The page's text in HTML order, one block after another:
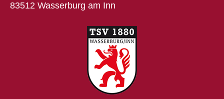
83512 Wasserburg am Inn